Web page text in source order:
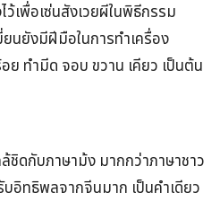
เพื่อเซ่นสังเวยผีในพิธีกรรม
นยังมีฝีมือในการทำเครื่อง
ย ทำมีด จอบ ขวาน เคียว เป็นต้น
ชิดกับภาษาม้ง มากกว่าภาษาชาว
บอิทธิพลจากจีนมาก เป็นคำเดียว